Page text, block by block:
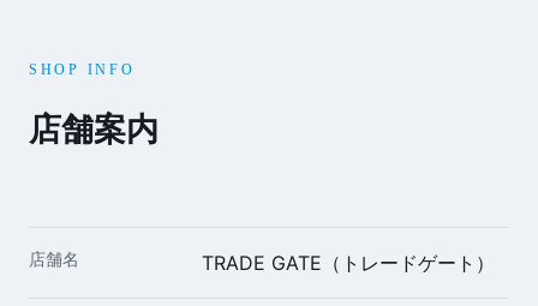
SHOP INFO
店舗案内
店舗名 TRADE GATE（トレードゲート）